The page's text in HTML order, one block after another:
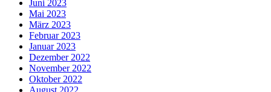
Juni 2023
Mai 2023
März 2023
Februar 2023
Januar 2023
Dezember 2022
November 2022
Oktober 2022
August 2022